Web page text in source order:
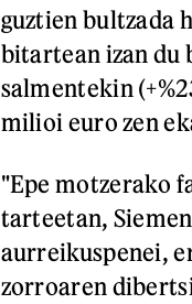
guztien bultzada
bitartean izan du
salmentekin
milioi euro zen
"Epe motzerako
tarteetan,
aurreikuspenei,
zorroaren